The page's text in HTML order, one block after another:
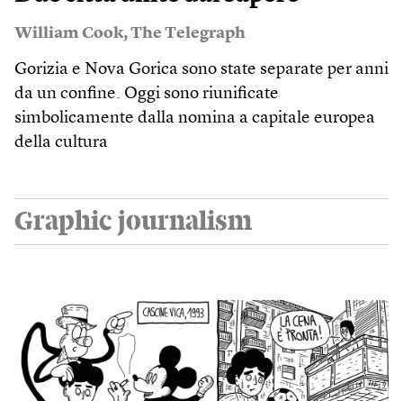
William Cook,The Telegraph
Gorizia e Nova Gorica sono state separate per anni
da un confine. Oggi sono riunificate
simbolicamente dalla nomina a capitale europea
della cultura
Graphic journalism